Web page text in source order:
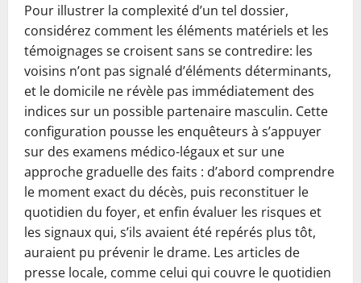
Pour illustrer la complexité d’un tel dossier,
considérez comment les éléments matériels et les
témoignages se croisent sans se contredire: les
voisins n’ont pas signalé d’éléments déterminants,
et le domicile ne révèle pas immédiatement des
indices sur un possible partenaire masculin. Cette
configuration pousse les enquêteurs à s’appuyer
sur des examens médico-légaux et sur une
approche graduelle des faits : d’abord comprendre
le moment exact du décès, puis reconstituer le
quotidien du foyer, et enfin évaluer les risques et
les signaux qui, s’ils avaient été repérés plus tôt,
auraient pu prévenir le drame. Les articles de
presse locale, comme celui qui couvre le quotidien